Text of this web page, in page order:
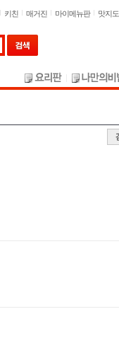
키친 매거진 마이메뉴판 맛지도